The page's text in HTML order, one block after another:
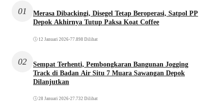
01
Merasa Dibackingi, Disegel Tetap Beroperasi, Satpol PP
Depok Akhirnya Tutup Paksa Koat Coffee
12 Januari 2026•77.898 Dilihat
02
Sempat Terhenti, Pembongkaran Bangunan Jogging
Track di Badan Air Situ 7 Muara Sawangan Depok
Dilanjutkan
28 Januari 2026•27.732 Dilihat